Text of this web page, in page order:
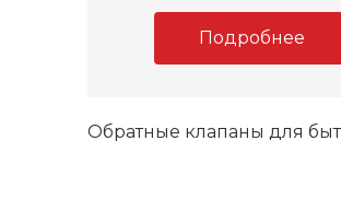
Подробнее
Обратные клапаны для